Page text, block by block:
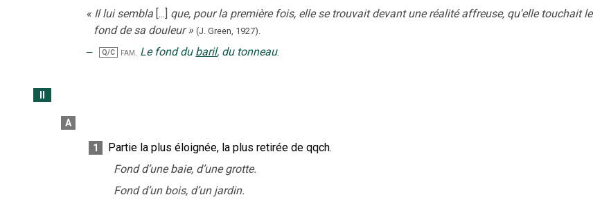
« Il lui sembla [...] que, pour la première fois, elle se trouvait devant une réalité affreuse, qu'elle touchait le
fond de sa douleur » (J. Green, 1927).
‒ Q/C fam. Le fond du baril, du tonneau.
A
1
Partie la plus éloignée, la plus retirée de qqch.
Fond d’une baie, d’une grotte.
Fond d’un bois, d’un jardin.